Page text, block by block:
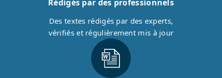
Rédigés par des professionnels
Des textes rédigés par des experts,
vérifiés et régulièrement mis à jour